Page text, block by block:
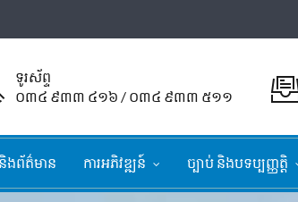
ទូរស័ព្ទ
០៣៤ ៩៣៣ ៤១៦ / ០៣៤ ៩៣៣ ៥១១
ងព័ត៌មាន ការអភិវឌ្ឍន៍ ច្បាប់ និងបទប្បញ្ញត្តិ